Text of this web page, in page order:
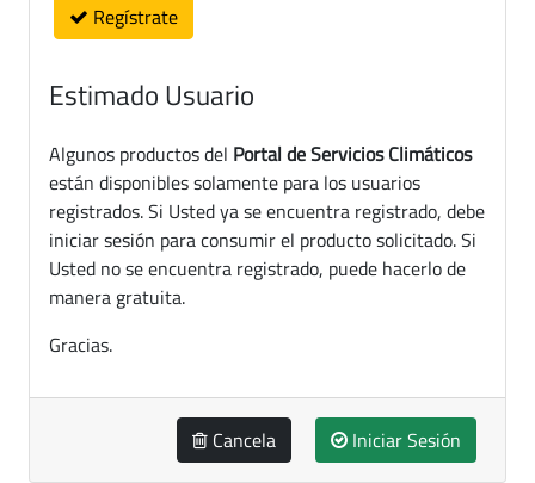
Regístrate
Estimado Usuario
Algunos productos del Portal de Servicios Climáticos
están disponibles solamente para los usuarios
registrados. Si Usted ya se encuentra registrado, debe
iniciar sesión para consumir el producto solicitado. Si
Usted no se encuentra registrado, puede hacerlo de
manera gratuita.
Gracias.
Cancela Iniciar Sesión